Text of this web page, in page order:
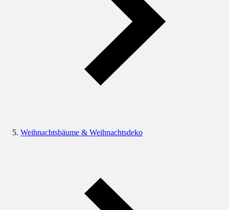
Weihnachtsbäume & Weihnachtsdeko